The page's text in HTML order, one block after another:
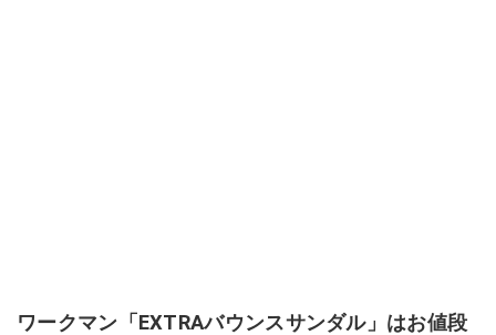
ワークマン「EXTRAバウンスサンダル」はお値段